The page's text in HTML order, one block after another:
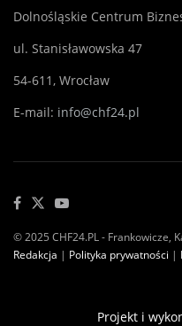
Dolnośląskie Centrum
ul. Stanisławowska 47
54-611, Wrocław
E-mail: info@chf24.pl
© 2025 CHF24.PL - Frankowicze,
Redakcja | Polityka prywatności |
Projekt i